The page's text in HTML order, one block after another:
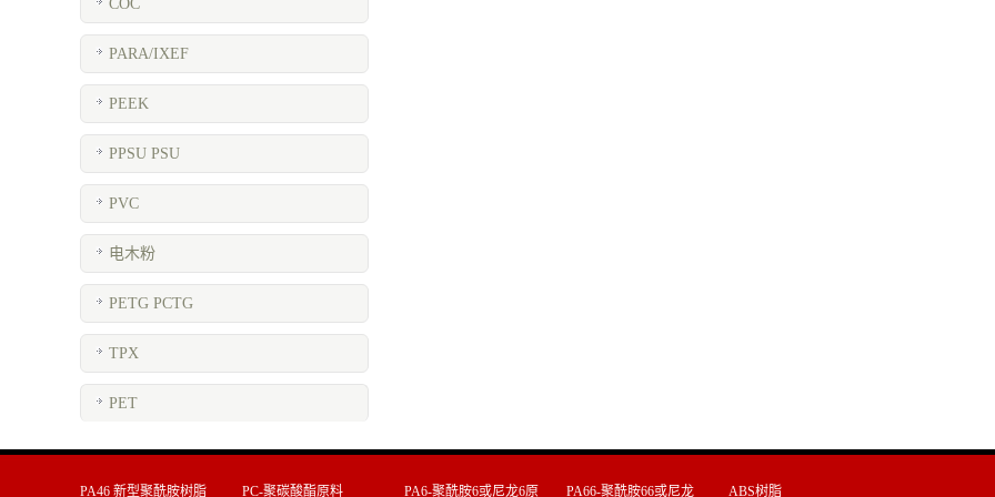
COC
PARA/IXEF
PEEK
PPSU PSU
PVC
电木粉
PETG PCTG
TPX
PET
PA46 新型聚酰胺树脂 PC-聚碳酸酯原料 PA6-聚酰胺6或尼龙6原 PA66-聚酰胺66或尼龙 ABS树脂